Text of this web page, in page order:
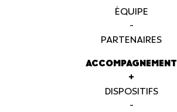
ÉQUIPE
-
PARTENAIRES
ACCOMPAGNEMENT
+
DISPOSITIFS
-